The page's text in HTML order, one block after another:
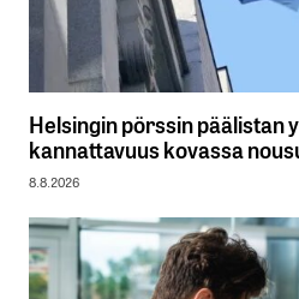
Helsingin pörssin päälistan
kannattavuus kovassa
8.8.2026